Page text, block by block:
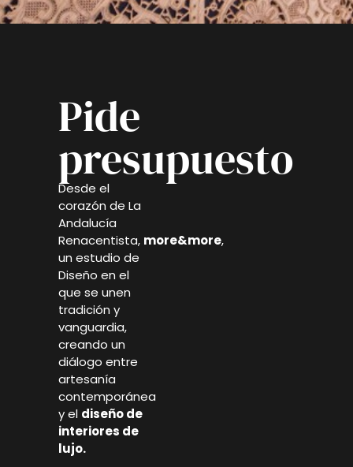
Pide
presupuesto
Desde el
corazón de La
Andalucía
Renacentista, more&more,
un estudio de
Diseño en el
que se unen
tradición y
vanguardia,
creando un
diálogo entre
artesanía
contemporánea
y el diseño de
interiores de
lujo.